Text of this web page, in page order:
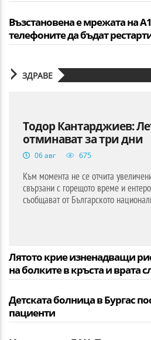
Възстановена е мрежата на
телефоните да бъдат
ЗДРАВЕ
Тодор Кантарджиев:
отминават за три дни
06 авг 675
Към момента не се отчита
свързани с горещото време и
съобщават от Българското
Лятото крие изненадващи
на болките в кръста и врата
Детската болница в Бургас
пациенти